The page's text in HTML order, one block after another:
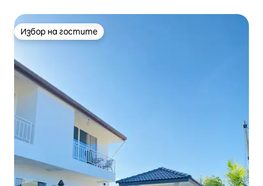
Избор на гостите
Избор на гостите